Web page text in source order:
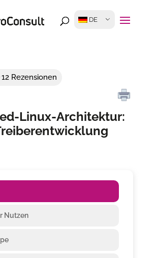
DE
12 Rezensionen
Linux-Architektur:
Nutzen